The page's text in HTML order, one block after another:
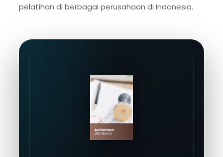
pelatihan di berbagai perusahaan di Indonesia.